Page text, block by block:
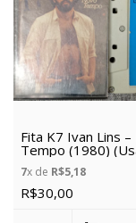
Fita K7 Ivan Lins –
Tempo (1980)
7x de R$5,18
R$30,00